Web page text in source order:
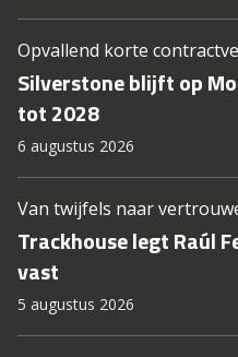
Opvallend korte
Silverstone blijft op
tot 2028
6 augustus 2026
Van twijfels naar
Trackhouse legt Raúl
vast
5 augustus 2026